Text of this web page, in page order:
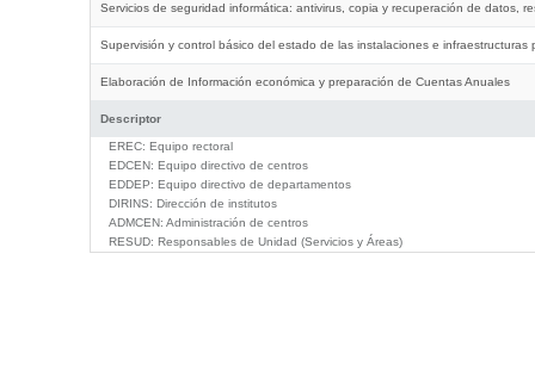
Descriptor
Servicios de seguridad informática: antivirus, copia y recuperación de datos,
Supervisión y control básico del estado de las instalaciones e
Elaboración de Información económica y preparación de Cuentas Anuales
EREC: Equipo rectoral
EDCEN: Equipo directivo de centros
EDDEP: Equipo directivo de departamentos
DIRINS: Dirección de institutos
ADMCEN: Administración de centros
RESUD: Responsables de Unidad (Servicios y Áreas)